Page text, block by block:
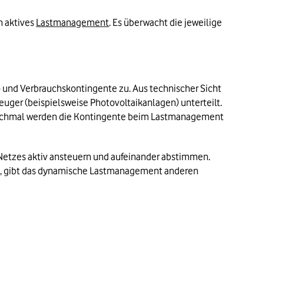
aktives Lastmanagement. Es überwacht die jeweilige
Verbrauchskontingente zu. Aus technischer Sicht
(beispielsweise Photovoltaikanlagen) unterteilt.
werden die Kontingente beim Lastmanagement
aktiv ansteuern und aufeinander abstimmen.
das dynamische Lastmanagement anderen